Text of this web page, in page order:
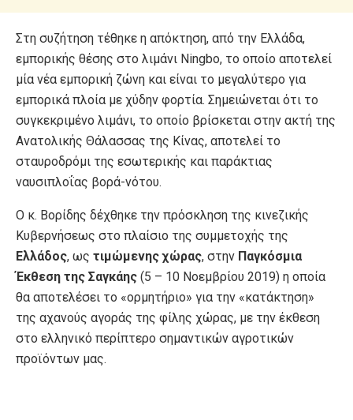
Στη συζήτηση τέθηκε η απόκτηση, από την Ελλάδα,
εμπορικής θέσης στο λιμάνι Ningbo, το οποίο αποτελεί
μία νέα εμπορική ζώνη και είναι το μεγαλύτερο για
εμπορικά πλοία με χύδην φορτία. Σημειώνεται ότι το
συγκεκριμένο λιμάνι, το οποίο βρίσκεται στην ακτή της
Ανατολικής Θάλασσας της Κίνας, αποτελεί το
σταυροδρόμι της εσωτερικής και παράκτιας
ναυσιπλοΐας βορά-νότου.
Ο κ. Βορίδης δέχθηκε την πρόσκληση της κινεζικής
Κυβερνήσεως στο πλαίσιο της συμμετοχής της
Ελλάδος, ως τιμώμενης χώρας, στην Παγκόσμια
Έκθεση της Σαγκάης (5 – 10 Νοεμβρίου 2019) η οποία
θα αποτελέσει το «ορμητήριο» για την «κατάκτηση»
της αχανούς αγοράς της φίλης χώρας, με την έκθεση
στο ελληνικό περίπτερο σημαντικών αγροτικών
προϊόντων μας.